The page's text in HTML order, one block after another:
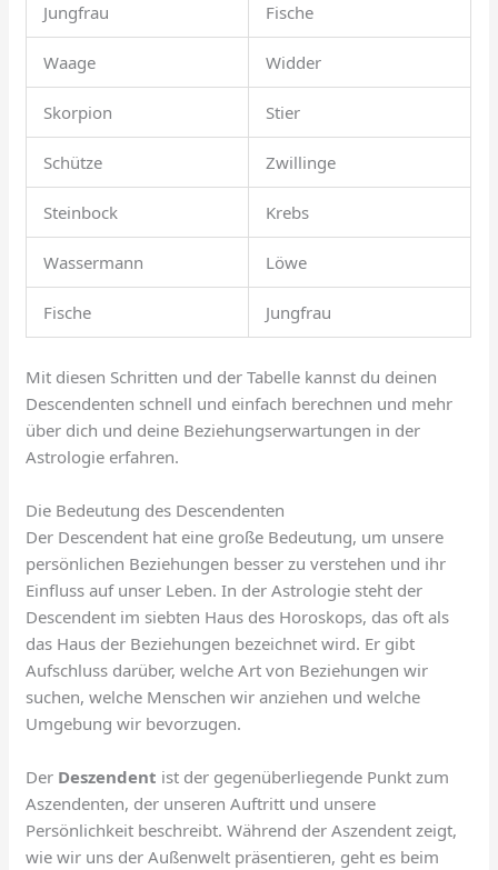
Jungfrau Fische
Waage Widder
Skorpion Stier
Schütze Zwillinge
Steinbock Krebs
Wassermann Löwe
Fische Jungfrau
Mit diesen Schritten und der Tabelle kannst du deinen
Descendenten schnell und einfach berechnen und mehr
über dich und deine Beziehungserwartungen in der
Astrologie erfahren.
Die Bedeutung des Descendenten
Der Descendent hat eine große Bedeutung, um unsere
persönlichen Beziehungen besser zu verstehen und ihr
Einfluss auf unser Leben. In der Astrologie steht der
Descendent im siebten Haus des Horoskops, das oft als
das Haus der Beziehungen bezeichnet wird. Er gibt
Aufschluss darüber, welche Art von Beziehungen wir
suchen, welche Menschen wir anziehen und welche
Umgebung wir bevorzugen.
Der Deszendent ist der gegenüberliegende Punkt zum
Aszendenten, der unseren Auftritt und unsere
Persönlichkeit beschreibt. Während der Aszendent zeigt,
wie wir uns der Außenwelt präsentieren, geht es beim